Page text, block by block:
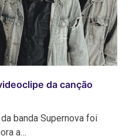
da canção
banda Supernova foi
a…